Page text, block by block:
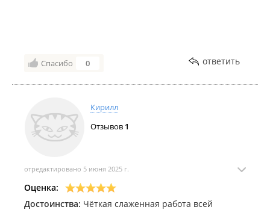
Спасибо 0 ответить
Кирилл
Отзывов 1
отредактировано 5 июня 2025 г.
Оценка:
Достоинства: Чёткая слаженная работа всей